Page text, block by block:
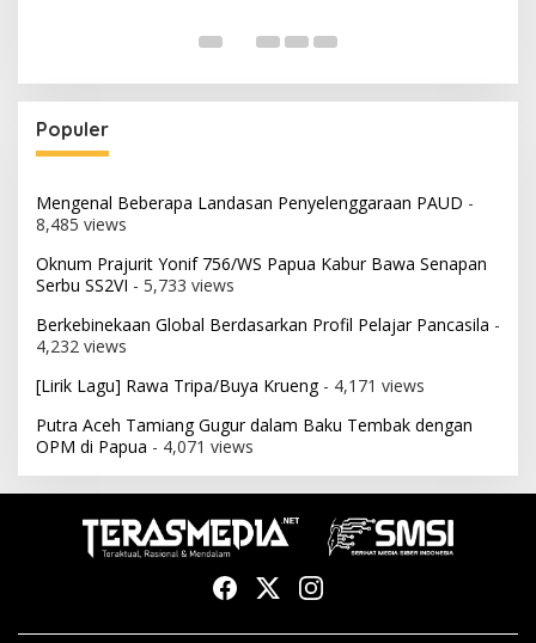
Populer
Mengenal Beberapa Landasan Penyelenggaraan PAUD -
8,485 views
Oknum Prajurit Yonif 756/WS Papua Kabur Bawa Senapan
Serbu SS2VI - 5,733 views
Berkebinekaan Global Berdasarkan Profil Pelajar Pancasila -
4,232 views
[Lirik Lagu] Rawa Tripa/Buya Krueng- 4,171 views
Putra Aceh Tamiang Gugur dalam Baku Tembak dengan
OPM di Papua - 4,071 views